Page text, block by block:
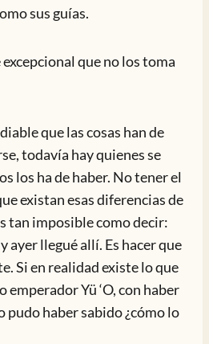
sus guías.
que no los toma
que las cosas han de
todavía hay quienes se
los ha de haber. No tener el
existan esas diferencias de
tan imposible como decir:
ayer llegué allí. Es hacer que
Si en realidad existe lo que
emperador Yü ‘O, con haber
haber sabido ¿cómo lo